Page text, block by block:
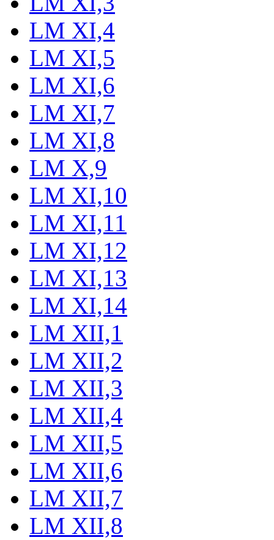
LM XI,4
LM XI,5
LM XI,6
LM XI,7
LM XI,8
LM X,9
LM XI,10
LM XI,11
LM XI,12
LM XI,13
LM XI,14
LM XII,1
LM XII,2
LM XII,3
LM XII,4
LM XII,5
LM XII,6
LM XII,7
LM XII,8